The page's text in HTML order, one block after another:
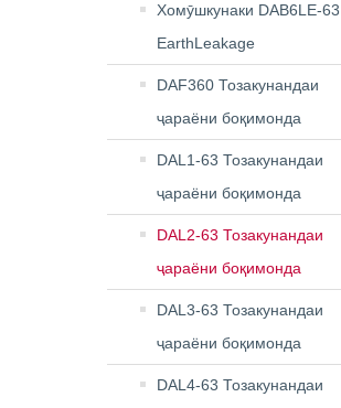
Хомӯшкунаки DAB6LE-63
EarthLeakage
DAF360 Тозакунандаи
ҷараёни боқимонда
DAL1-63 Тозакунандаи
ҷараёни боқимонда
DAL2-63 Тозакунандаи
ҷараёни боқимонда
DAL3-63 Тозакунандаи
ҷараёни боқимонда
DAL4-63 Тозакунандаи